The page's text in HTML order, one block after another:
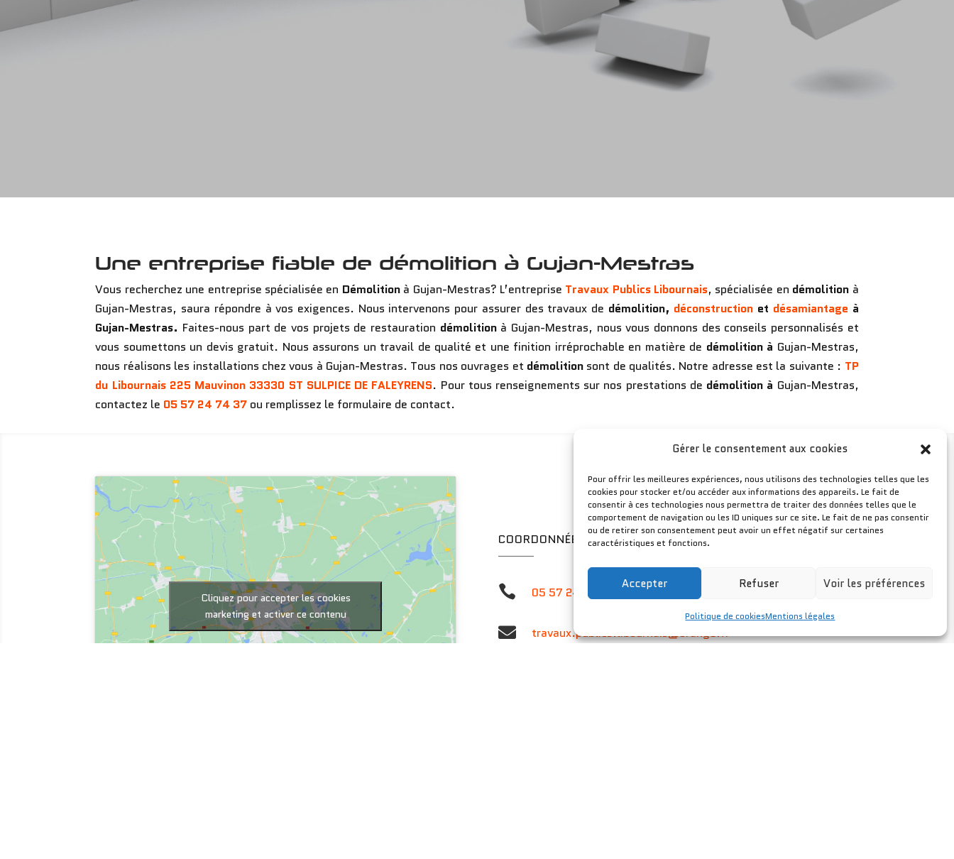
Gérer le consentement aux cookies
Pour offrir les meilleures expériences, nous utilisons des technologies telles que les
cookies pour stocker et/ou accéder aux informations des appareils. Le fait de
consentir à ces technologies nous permettra de traiter des données telles que le
comportement de navigation ou les ID uniques sur ce site. Le fait de ne pas consentir
ou de retirer son consentement peut avoir un effet négatif sur certaines
caractéristiques et fonctions.
Accepter Refuser Voir les préférences
Politique de cookiesMentions légales
Une entreprise fiable de démolition à Gujan-Mestras
Vous recherchez une entreprise spécialisée en Démolition à Gujan-Mestras? L’entreprise Travaux Publics Libournais, spécialisée en démolition à
Gujan-Mestras, saura répondre à vos exigences. Nous intervenons pour assurer des travaux de démolition, déconstruction et désamiantage à
Gujan-Mestras. Faites-nous part de vos projets de restauration démolitionà Gujan-Mestras, nous vous donnons des conseils personnalisés et
vous soumettons un devis gratuit. Nous assurons un travail de qualité et une finition irréprochable en matière de démolitionà Gujan-Mestras,
nous réalisons les installations chez vous à Gujan-Mestras. Tous nos ouvrages et démolitionsont de qualités. Notre adresse est la suivante : TP
du Libournais 225 Mauvinon 33330 ST SULPICE DE FALEYRENS. Pour tous renseignements sur nos prestations de démolition à Gujan-Mestras,
contactez le 05 57 24 74 37 ou remplissez le formulaire de contact.
Cliquez pour accepter les cookies
marketing et activer ce contenu
COORDONNÉES
 05 57 24 62 52
 travaux.publics.libournais@orange.fr